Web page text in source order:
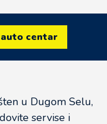
centar
u Dugom Selu,
servise i